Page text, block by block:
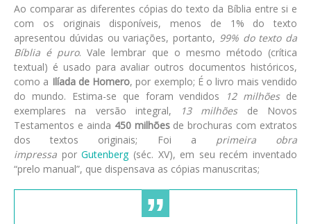
Ao comparar as diferentes cópias do texto da Bíblia entre si e
com os originais disponíveis, menos de 1% do texto
apresentou dúvidas ou variações, portanto, 99% do texto da
Bíblia é puro. Vale lembrar que o mesmo método (crítica
textual) é usado para avaliar outros documentos históricos,
como a Ilíada de Homero, por exemplo; É o livro mais vendido
do mundo. Estima-se que foram vendidos
12 milhões de
exemplares na versão integral,
13 milhõesde Novos
Testamentos e ainda 450 milhões de brochuras com extratos
dos textos originais; Foi a primeira obra
impressa porGutenberg(séc. XV), em seu recém inventado
“prelo manual”, que dispensava as cópias manuscritas;